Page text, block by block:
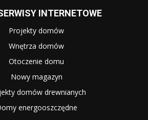
INTERNETOWE
Projekty domów
Wnętrza domów
Otoczenie domu
Nowy magazyn
domów drewnianych
energooszczędne